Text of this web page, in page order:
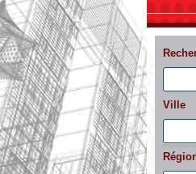
Ville